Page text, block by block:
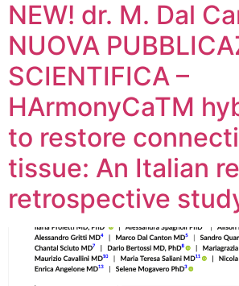
NEW! dr. M. Dal
NUOVA
SCIENTIFICA –
HArmonyCaTM
to restore
tissue: An Italian
retrospective